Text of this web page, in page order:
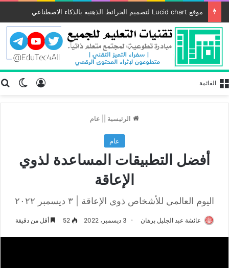
موقع Lucid chart لتصميم الخرائط الذهنية بالذكاء الاصطناعي
تسجيل القائمة
الرئيسية عام
عام
أفضل التطبيقات المساعدة لذوي
الإعاقة
اليوم العالمي للأشخاص ذوي الإعاقة | ٣ ديسمبر ٢٠٢٢
عائشة عبد الجليل برهان 3 ديسمبر، 2022 52 أقل من دقيقة